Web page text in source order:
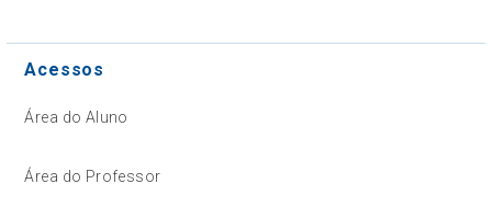
Acessos
Área do Aluno
Área do Professor